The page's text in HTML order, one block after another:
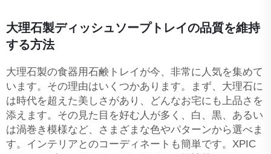
大理石製ディッシュソープトレイの品質を維持
する方法
大理石製の食器用石鹸トレイが今、非常に人気を集めて
います。その理由はいくつかあります。まず、大理石に
は時代を超えた美しさがあり、どんなお宅にも上品さを
添えます。その見た目を好む人が多く、白、黒、あるい
は渦巻き模様など、さまざまな色やパターンから選べま
す。インテリアとのコーディネートも簡単です。XPIC